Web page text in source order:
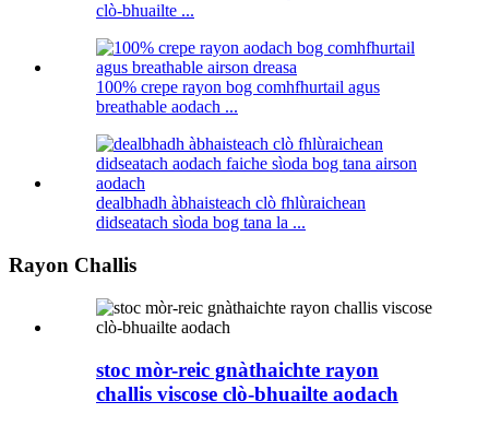
clò-bhuailte ...
100% crepe rayon bog comhfhurtail agus
breathable aodach ...
dealbhadh àbhaisteach clò fhlùraichean
didseatach sìoda bog tana la ...
Rayon Challis
stoc mòr-reic gnàthaichte rayon
challis viscose clò-bhuailte aodach